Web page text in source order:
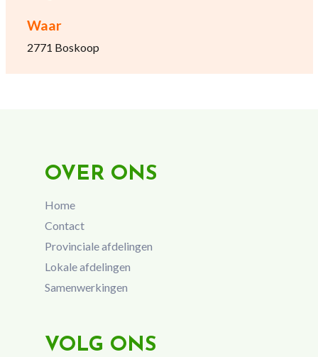
Waar
2771 Boskoop
OVER ONS
Home
Contact
Provinciale afdelingen
Lokale afdelingen
Samenwerkingen
VOLG ONS